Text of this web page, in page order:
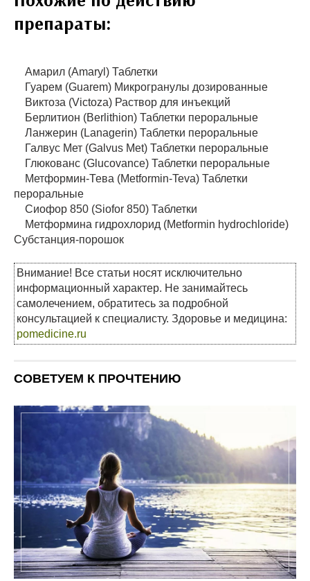
препараты:
Амарил (Amaryl) Таблетки
Гуарем (Guarem) Микрогранулы дозированные
Виктоза (Victoza) Раствор для инъекций
Берлитион (Berlithion) Таблетки пероральные
Ланжерин (Lanagerin) Таблетки пероральные
Галвус Мет (Galvus Met) Таблетки пероральные
Глюкованс (Glucovance) Таблетки пероральные
Метформин-Тева (Metformin-Teva) Таблетки
пероральные
Сиофор 850 (Siofor 850) Таблетки
Метформина гидрохлорид (Metformin hydrochloride)
Субстанция-порошок
Внимание! Все статьи носят исключительно
информационный характер. Не занимайтесь
самолечением, обратитесь за подробной
консультацией к специалисту. Здоровье и медицина:
pomedicine.ru
СОВЕТУЕМ К ПРОЧТЕНИЮ